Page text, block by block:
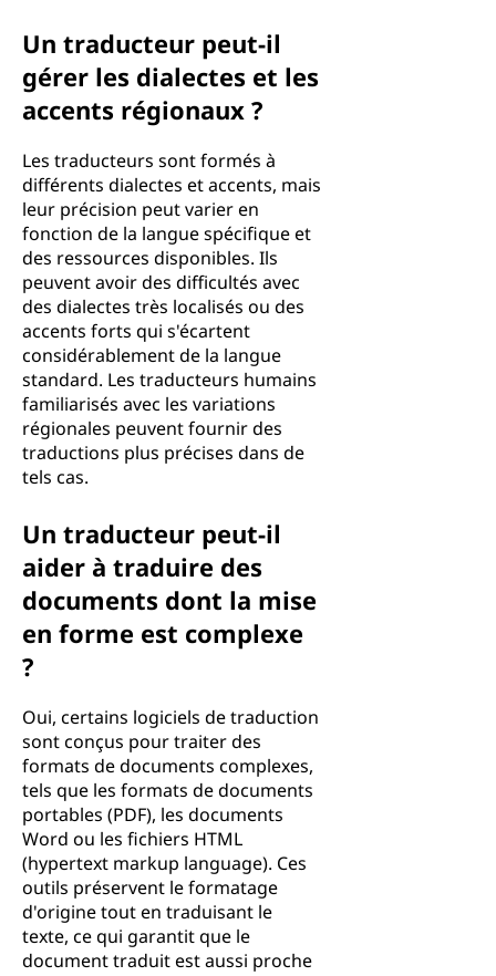
Un traducteur peut-il
gérer les dialectes et les
accents régionaux ?
Les traducteurs sont formés à
différents dialectes et accents, mais
leur précision peut varier en
fonction de la langue spécifique et
des ressources disponibles. Ils
peuvent avoir des difficultés avec
des dialectes très localisés ou des
accents forts qui s'écartent
considérablement de la langue
standard. Les traducteurs humains
familiarisés avec les variations
régionales peuvent fournir des
traductions plus précises dans de
tels cas.
Un traducteur peut-il
aider à traduire des
documents dont la mise
en forme est complexe
?
Oui, certains logiciels de traduction
sont conçus pour traiter des
formats de documents complexes,
tels que les formats de documents
portables (PDF), les documents
Word ou les fichiers HTML
(hypertext markup language). Ces
outils préservent le formatage
d'origine tout en traduisant le
texte, ce qui garantit que le
document traduit est aussi proche